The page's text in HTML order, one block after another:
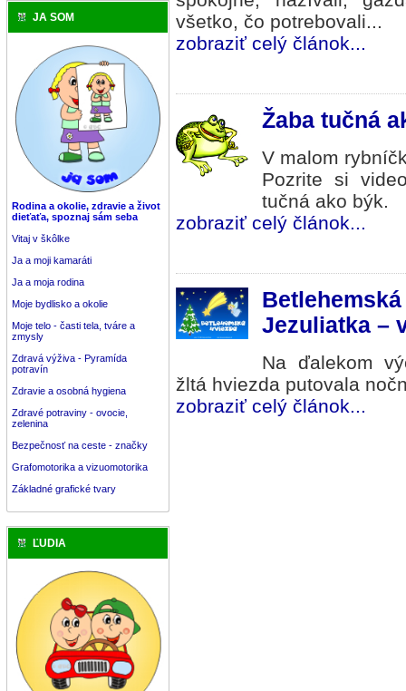
JA SOM
Rodina a okolie, zdravie a život
dieťaťa, spoznaj sám seba
Vitaj v škôlke
Ja a moji kamaráti
Ja a moja rodina
Moje bydlisko a okolie
Moje telo - časti tela, tváre a
zmysly
Zdravá výživa - Pyramída
potravín
Zdravie a osobná hygiena
Zdravé potraviny - ovocie,
zelenina
Bezpečnosť na ceste - značky
Grafomotorika a vizuomotorika
Základné grafické tvary
ĽUDIA
všetko, čo potrebovali...
zobraziť celý článok...
Žaba tučná
V malom
Pozrite si
tučná ako býk.
zobraziť celý článok...
Jezuliatka –
Na ďalekom
žltá hviezda putovala
zobraziť celý článok...